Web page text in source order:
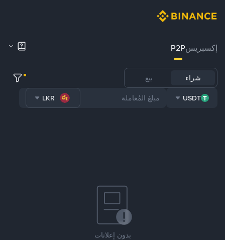
إكسبريسP2P
شراء بيع
USDT
LKR
بدون إعلانات